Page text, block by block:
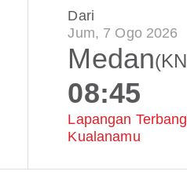
Dari
Jum, 7 Ogo 2026
Medan
08:45
Lapangan
Kualanamu